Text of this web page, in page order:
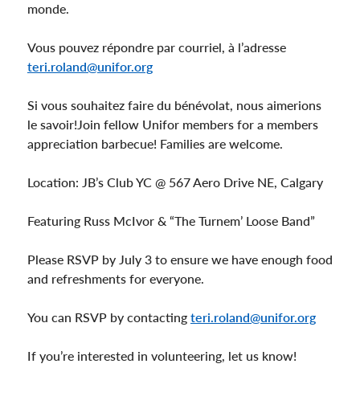
monde.
Vous pouvez répondre par courriel, à l’adresse
teri.roland@unifor.org
Si vous souhaitez faire du bénévolat, nous aimerions
le savoir!Join fellow Unifor members for a members
appreciation barbecue! Families are welcome.
Location: JB’s Club YC @ 567 Aero Drive NE, Calgary
Featuring Russ McIvor & “The Turnem’ Loose Band”
Please RSVP by July 3 to ensure we have enough food
and refreshments for everyone.
You can RSVP by contacting teri.roland@unifor.org
If you’re interested in volunteering, let us know!